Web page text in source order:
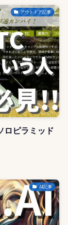
アウトドア記事
ロピラミッド
AI記事